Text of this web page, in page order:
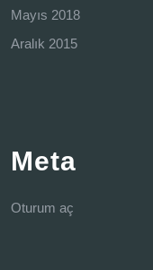
Mayıs 2018
Aralık 2015
Meta
Oturum aç